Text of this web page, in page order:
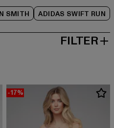
SMITH ADIDAS SWIFT RUN
FILTER
-17%